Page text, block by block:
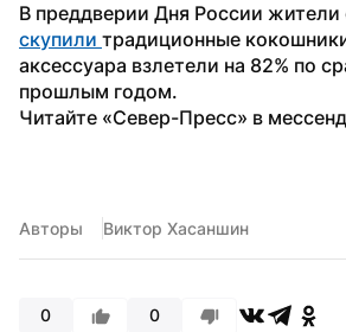
скупили традиционные
аксессуара взлетели на 82% по
прошлым годом.
Читайте «Север-Пресс» в
Авторы Виктор Хасаншин
0 0